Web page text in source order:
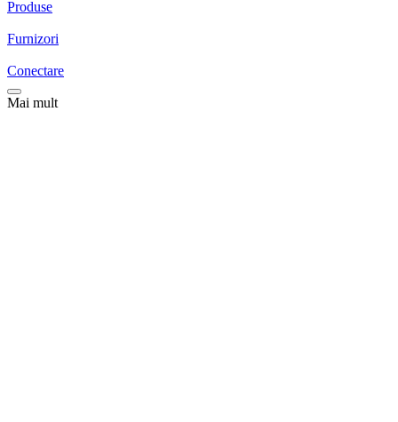
Produse
Furnizori
Conectare
Mai mult